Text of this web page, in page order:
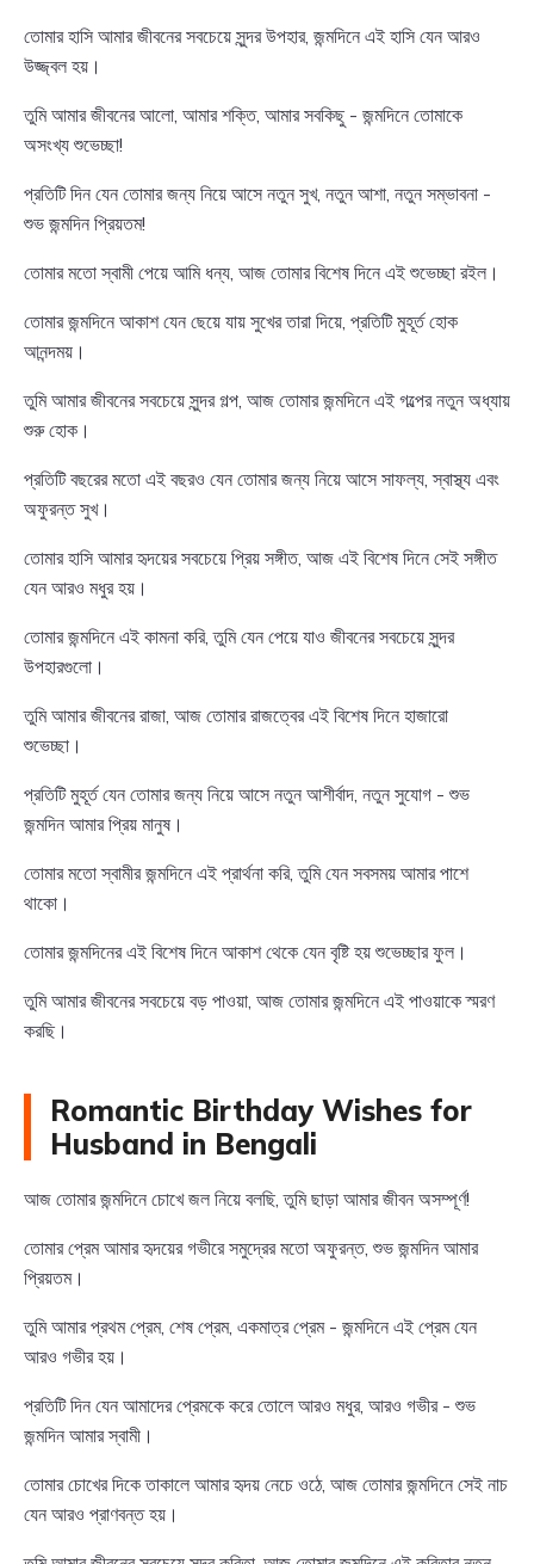
তোমার হাসি আমার জীবনের সবচেয়ে সুন্দর উপহার, জন্মদিনে এই হাসি যেন আরও
উজ্জ্বল হয়।
তুমি আমার জীবনের আলো, আমার শক্তি, আমার সবকিছু - জন্মদিনে তোমাকে
অসংখ্য শুভেচ্ছা!
প্রতিটি দিন যেন তোমার জন্য নিয়ে আসে নতুন সুখ, নতুন আশা, নতুন সম্ভাবনা -
শুভ জন্মদিন প্রিয়তম!
তোমার মতো স্বামী পেয়ে আমি ধন্য, আজ তোমার বিশেষ দিনে এই শুভেচ্ছা রইল।
তোমার জন্মদিনে আকাশ যেন ছেয়ে যায় সুখের তারা দিয়ে, প্রতিটি মুহূর্ত হোক
আনন্দময়।
তুমি আমার জীবনের সবচেয়ে সুন্দর গল্প, আজ তোমার জন্মদিনে এই গল্পের নতুন অধ্যায়
শুরু হোক।
প্রতিটি বছরের মতো এই বছরও যেন তোমার জন্য নিয়ে আসে সাফল্য, স্বাস্থ্য এবং
অফুরন্ত সুখ।
তোমার হাসি আমার হৃদয়ের সবচেয়ে প্রিয় সঙ্গীত, আজ এই বিশেষ দিনে সেই সঙ্গীত
যেন আরও মধুর হয়।
তোমার জন্মদিনে এই কামনা করি, তুমি যেন পেয়ে যাও জীবনের সবচেয়ে সুন্দর
উপহারগুলো।
তুমি আমার জীবনের রাজা, আজ তোমার রাজত্বের এই বিশেষ দিনে হাজারো
শুভেচ্ছা।
প্রতিটি মুহূর্ত যেন তোমার জন্য নিয়ে আসে নতুন আশীর্বাদ, নতুন সুযোগ - শুভ
জন্মদিন আমার প্রিয় মানুষ।
তোমার মতো স্বামীর জন্মদিনে এই প্রার্থনা করি, তুমি যেন সবসময় আমার পাশে
থাকো।
তোমার জন্মদিনের এই বিশেষ দিনে আকাশ থেকে যেন বৃষ্টি হয় শুভেচ্ছার ফুল।
তুমি আমার জীবনের সবচেয়ে বড় পাওয়া, আজ তোমার জন্মদিনে এই পাওয়াকে স্মরণ
করছি।
Romantic Birthday Wishes for
Husband in Bengali
আজ তোমার জন্মদিনে চোখে জল নিয়ে বলছি, তুমি ছাড়া আমার জীবন অসম্পূর্ণ!
তোমার প্রেম আমার হৃদয়ের গভীরে সমুদ্রের মতো অফুরন্ত, শুভ জন্মদিন আমার
প্রিয়তম।
তুমি আমার প্রথম প্রেম, শেষ প্রেম, একমাত্র প্রেম - জন্মদিনে এই প্রেম যেন
আরও গভীর হয়।
প্রতিটি দিন যেন আমাদের প্রেমকে করে তোলে আরও মধুর, আরও গভীর - শুভ
জন্মদিন আমার স্বামী।
তোমার চোখের দিকে তাকালে আমার হৃদয় নেচে ওঠে, আজ তোমার জন্মদিনে সেই নাচ
যেন আরও প্রাণবন্ত হয়।